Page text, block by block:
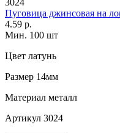
3024
Пуговица джинсовая на
4.59 р.
Мин. 100 шт
Цвет латунь
Размер 14мм
Материал металл
Артикул 3024